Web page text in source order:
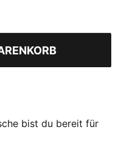
bist du bereit für
Schuhfach und